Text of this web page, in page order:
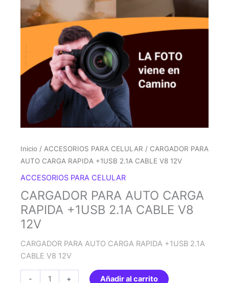
Inicio / ACCESORIOS PARA CELULAR / CARGADOR PARA
AUTO CARGA RAPIDA +1USB 2.1A CABLE V8 12V
ACCESORIOS PARA CELULAR
CARGADOR PARA AUTO CARGA
RAPIDA +1USB 2.1A CABLE V8
12V
CARGADOR PARA AUTO CARGA RAPIDA +1USB 2.1A
CABLE V8 12V
-
CARGADOR
+ Añadir al carrito